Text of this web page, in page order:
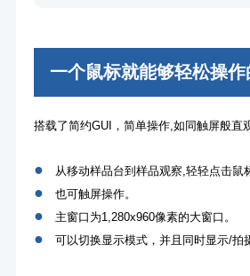
一个鼠标就能够轻松操
搭载了简约GUI，简单操作,如同触屏般直
● 从移动样品台到样品观察,轻轻点击鼠
● 也可触屏操作。
● 主窗口为1,280x960像素的大窗口。
● 可以切换显示模式，并且同时显示/拍